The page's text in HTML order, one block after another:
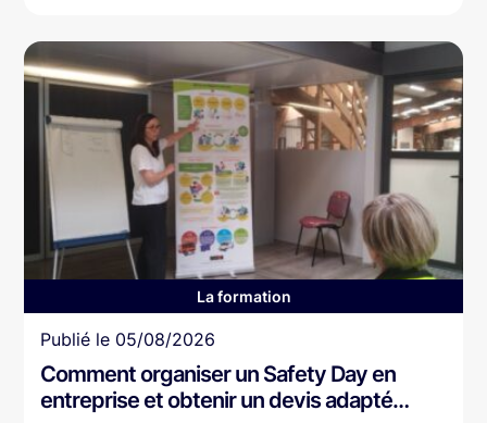
La formation
Article
Publié le 05/08/2026
Comment organiser un Safety Day en
entreprise et obtenir un devis adapté…